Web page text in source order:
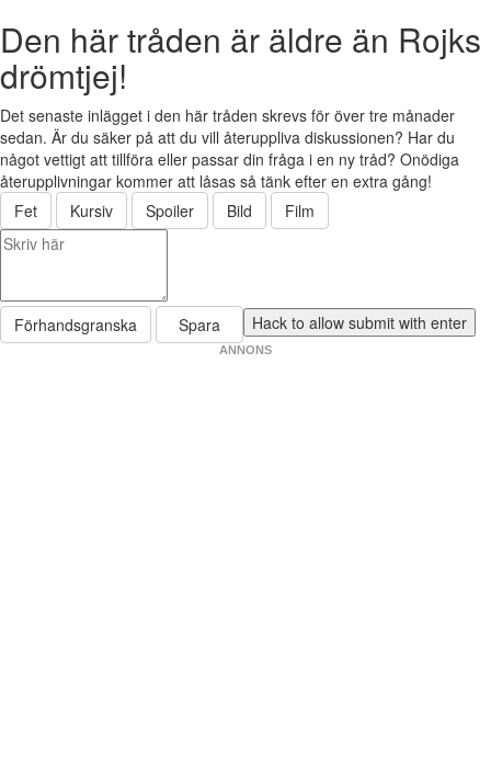
Den här tråden är äldre än Rojks
drömtjej!
Det senaste inlägget i den här tråden skrevs för över tre månader
sedan. Är du säker på att du vill återuppliva diskussionen? Har du
något vettigt att tillföra eller passar din fråga i en ny tråd? Onödiga
återupplivningar kommer att låsas så tänk efter en extra gång!
Fet
Kursiv Spoiler Bild Film
Förhandsgranska Spara
ANNONS